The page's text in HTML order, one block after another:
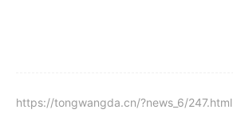
https://tongwangda.cn/?news_6/247.html